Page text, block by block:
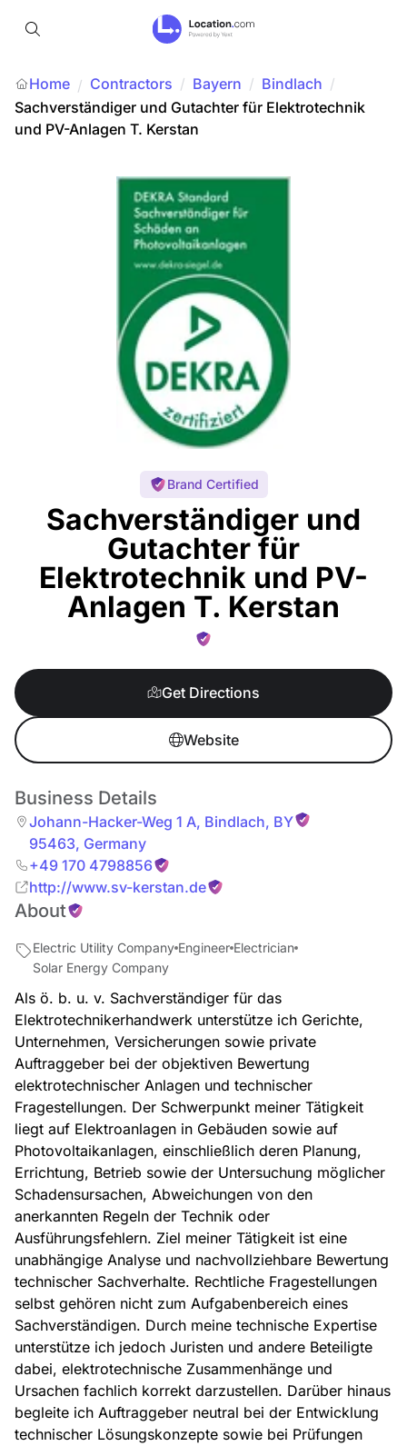
Home / Contractors / Bayern / Bindlach /
Sachverständiger und Gutachter für Elektrotechnik
und PV-Anlagen T. Kerstan
Brand Certified
Sachverständiger und
Gutachter für
Elektrotechnik und PV-
Anlagen T. Kerstan
Get Directions
Website
Business Details
Johann-Hacker-Weg 1 A, Bindlach, BY
95463, Germany
+49 170 4798856
http://www.sv-kerstan.de
About
Electric Utility Company Engineer Electrician
Solar Energy Company
Als ö. b. u. v. Sachverständiger für das
Elektrotechnikerhandwerk unterstütze ich Gerichte,
Unternehmen, Versicherungen sowie private
Auftraggeber bei der objektiven Bewertung
elektrotechnischer Anlagen und technischer
Fragestellungen. Der Schwerpunkt meiner Tätigkeit
liegt auf Elektroanlagen in Gebäuden sowie auf
Photovoltaikanlagen, einschließlich deren Planung,
Errichtung, Betrieb sowie der Untersuchung möglicher
Schadensursachen, Abweichungen von den
anerkannten Regeln der Technik oder
Ausführungsfehlern. Ziel meiner Tätigkeit ist eine
unabhängige Analyse und nachvollziehbare Bewertung
technischer Sachverhalte. Rechtliche Fragestellungen
selbst gehören nicht zum Aufgabenbereich eines
Sachverständigen. Durch meine technische Expertise
unterstütze ich jedoch Juristen und andere Beteiligte
dabei, elektrotechnische Zusammenhänge und
Ursachen fachlich korrekt darzustellen. Darüber hinaus
begleite ich Auftraggeber neutral bei der Entwicklung
technischer Lösungskonzepte sowie bei Prüfungen